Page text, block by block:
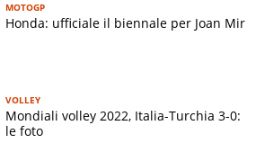
MOTOGP
Honda: ufficiale il biennale per Joan Mir
VOLLEY
Mondiali volley 2022, Italia-Turchia 3-0:
le foto